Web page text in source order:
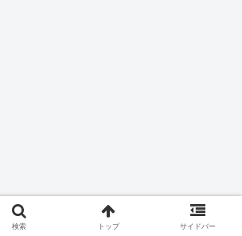
検索 トップ サイドバー